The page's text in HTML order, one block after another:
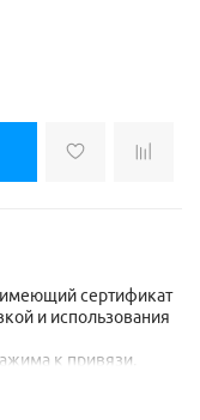
сертификат
и использования
к привязи.
ключ на 14мм.